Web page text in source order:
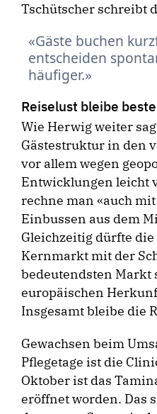
Tschütscher schreibt
Gäste buchen
entscheiden
häufiger.
Reiselust bleibe
Wie Herwig weiter
Gästestruktur in den
vor allem wegen
Entwicklungen leicht
rechne man «auch
Einbussen aus dem
Gleichzeitig dürfte
Kernmarkt mit der
bedeutendsten Markt
europäischen
Insgesamt bleibe die
Gewachsen beim
Pflegetage ist die
Oktober ist das
eröffnet worden. Das